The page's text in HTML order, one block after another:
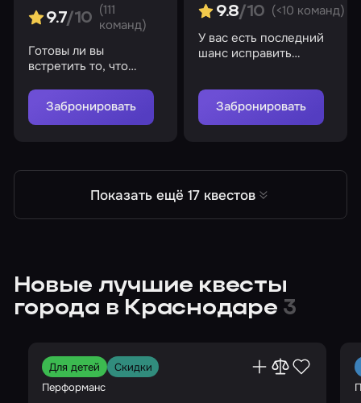
9.7/10
(111
команд)
Готовы ли вы
встретить то, что
морга? Помните, пути
назад может не быть…
Забронировать
9.8/10 (<10 команд)
У вас есть последний
шанс исправить
Забронировать
Показать ещё 17 квестов
Новые лучшие квесты
города в Краснодаре 3
Для детей
Скидки
Перформанс